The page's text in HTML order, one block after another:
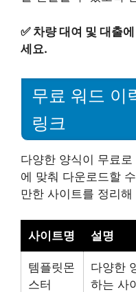
✅ 차량 대여 및 대출
세요.
무료 워드 이
링크
다양한 양식이 무료
에 맞춰 다운로드할
만한 사이트를 정리해
사이트명 설명
템플릿몬
스터
다양한
하는 사